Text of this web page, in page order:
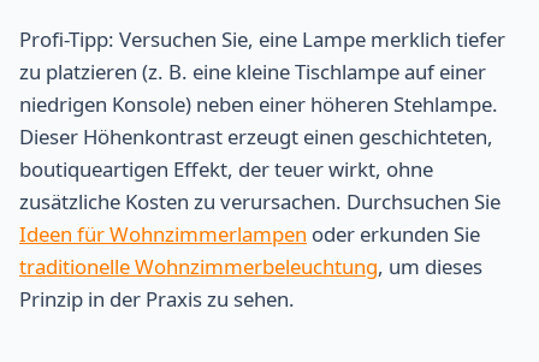
Profi-Tipp: Versuchen Sie, eine Lampe merklich tiefer
zu platzieren (z. B. eine kleine Tischlampe auf einer
niedrigen Konsole) neben einer höheren Stehlampe.
Dieser Höhenkontrast erzeugt einen geschichteten,
boutiqueartigen Effekt, der teuer wirkt, ohne
zusätzliche Kosten zu verursachen. Durchsuchen Sie
Ideen für Wohnzimmerlampen oder erkunden Sie
traditionelle Wohnzimmerbeleuchtung, um dieses
Prinzip in der Praxis zu sehen.